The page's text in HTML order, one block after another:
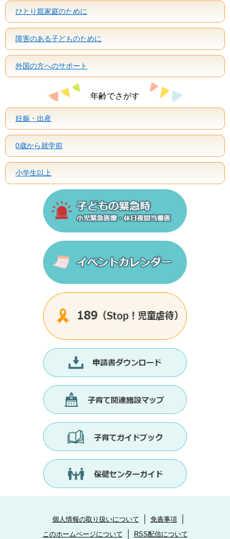
ひとり親家庭のために
障害のある子どものために
外国の方へのサポート
年齢でさがす
妊娠・出産
0歳から就学前
小学生以上
個人情報の取り扱いについて
免責事項
このホームページについて
RSS配信について